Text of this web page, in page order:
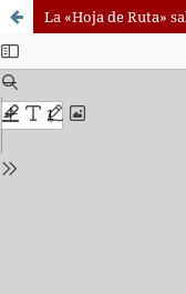
La «Hoja de Ruta»